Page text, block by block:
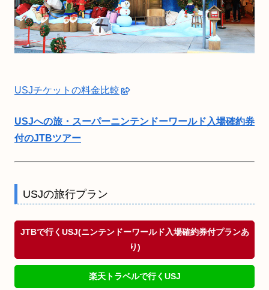
USJチケットの料金比較
USJへの旅・スーパーニンテンドーワールド入場確約券
付のJTBツアー
USJの旅行プラン
JTBで行くUSJ(ニンテンドーワールド入場確約券付プランあ
り)
楽天トラベルで行くUSJ